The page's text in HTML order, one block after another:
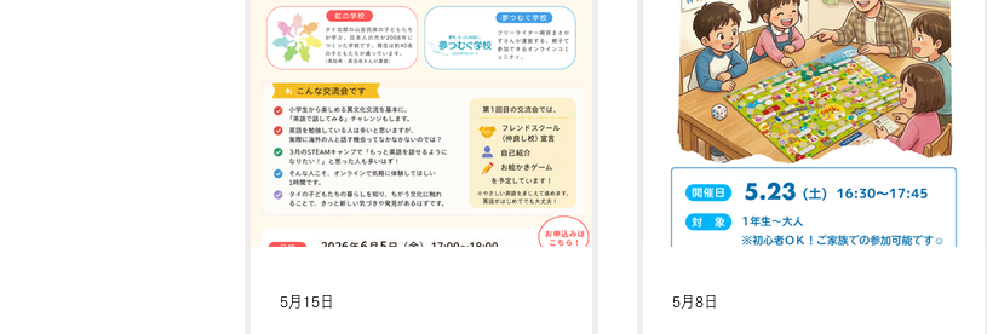
トでもOK。 暑い日が続く8月ですが、オリ
ジナルロボットを作って、夏を楽しみましょ
う！ ☆参加費無料 ☆参加賞状＆参加賞あり
申込&制作期限：～8/31(月)まで コメント開
始：9/4(金)～
限定ですので、お早めにお申し込みくださ
い。 ご応募はこちらのフォームから👇
5月15日 5月8日